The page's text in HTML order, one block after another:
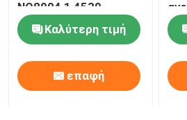
Διπλές τοποθετήσεις
Τοποθετήσεις σωληνώσεων
NO8904 1,4539
Καλύτερη τιμή
επαφή